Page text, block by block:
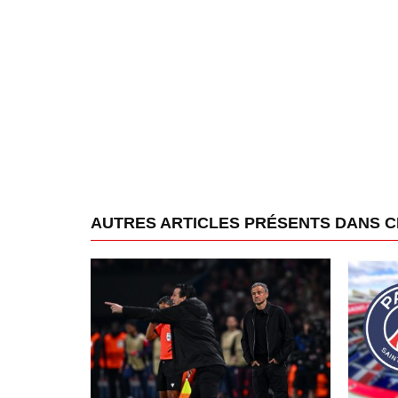
AUTRES ARTICLES PRÉSENTS DANS